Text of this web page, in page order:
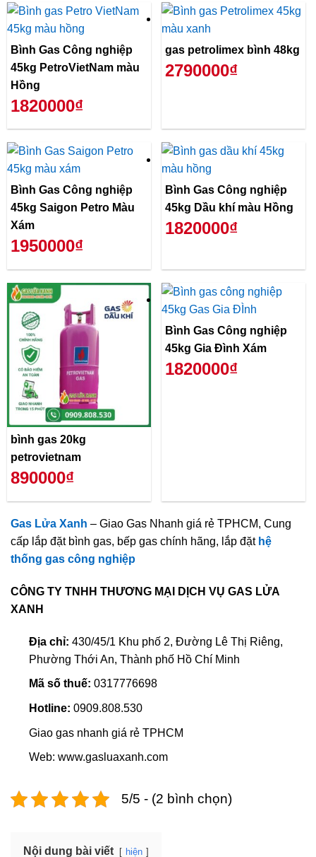
Bình Gas Công nghiệp
45kg PetroVietNam màu
Hồng
1820000₫
gas petrolimex bình 48kg
2790000₫
Bình Gas Công nghiệp
45kg Saigon Petro Màu
Xám
1950000₫
Bình Gas Công nghiệp
45kg Dầu khí màu Hồng
1820000₫
bình gas 20kg
petrovietnam
890000₫
Bình Gas Công nghiệp
45kg Gia Đình Xám
1820000₫
Gas Lửa Xanh – Giao Gas Nhanh giá rẻ TPHCM, Cung
cấp lắp đặt bình gas, bếp gas chính hãng, lắp đặt hệ
thống gas công nghiệp
CÔNG TY TNHH THƯƠNG MẠI DỊCH VỤ GAS LỬA
XANH
Địa chỉ: 430/45/1 Khu phố 2, Đường Lê Thị Riêng,
Phường Thới An, Thành phố Hồ Chí Minh
Mã số thuế: 0317776698
Hotline: 0909.808.530
Giao gas nhanh giá rẻ TPHCM
Web: www.gasluaxanh.com
5/5 - (2 bình chọn)
Nội dung bài viết hiện